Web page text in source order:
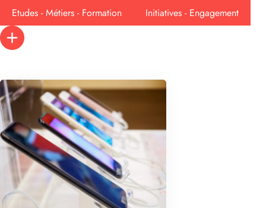
Etudes - Métiers - Formation
Initiatives - Engagement